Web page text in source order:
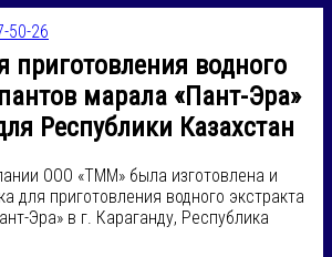
50-26
приготовления водного
марала «Пант-Эра»
Республики Казахстан
ООО «ТММ» была изготовлена и
для приготовления водного экстракта
Эра» в г. Караганду, Республика